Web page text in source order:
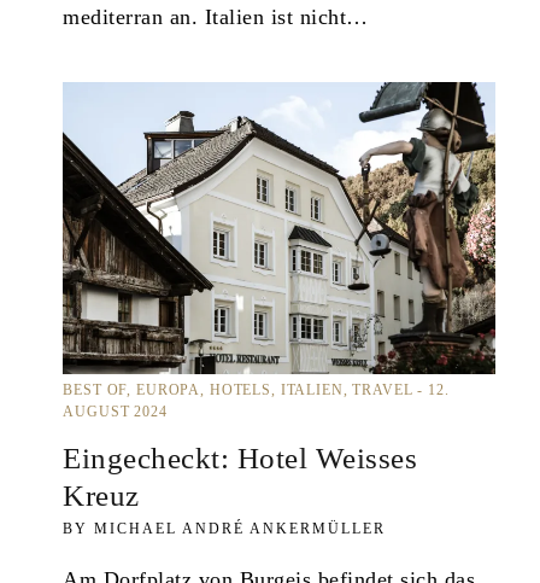
mediterran an. Italien ist nicht…
BEST OF EUROPA HOTELS ITALIEN TRAVEL
12.
AUGUST 2024
Eingecheckt: Hotel Weisses
Kreuz
MICHAEL ANDRÉ ANKERMÜLLER